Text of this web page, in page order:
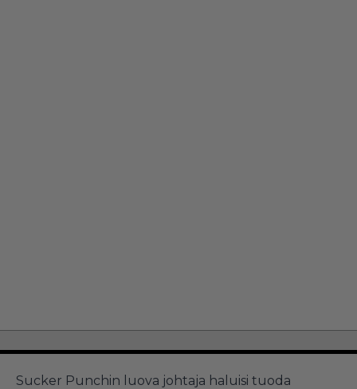
Sucker Punchin luova johtaja haluisi tuoda